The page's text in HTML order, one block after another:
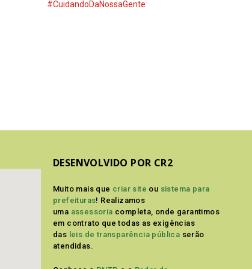
#CuidandoDaNossaGente
DESENVOLVIDO POR CR2
Muito mais que criar site ou sistema para
prefeituras! Realizamos
uma assessoria completa, onde garantimos
em contrato que todas as exigências
das leis de transparência pública serão
atendidas.